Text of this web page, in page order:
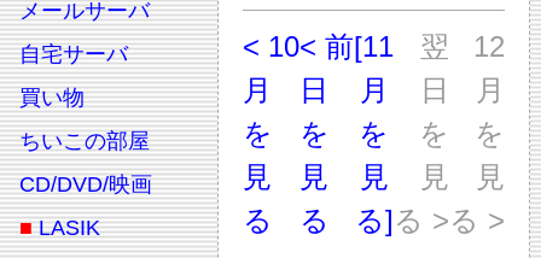
メールサーバ
自宅サーバ
買い物
ちいこの部屋
CD/DVD/映画
■ LASIK
< 10
月
を
見
る
< 前
日
を
見
る
[11
月
を
見
る]
翌
日
を
見
る >
12
月
を
見
る >